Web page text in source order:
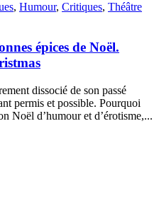
, Humour, Critiques, Théâtre
épices de Noël.
dissocié de son passé
permis et possible. Pourquoi
Noël d’humour et d’érotisme,...